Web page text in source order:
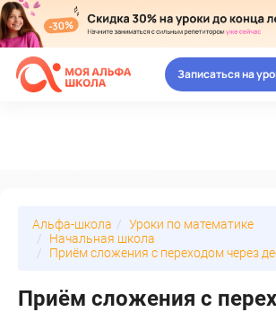
Записаться на
Альфа-школа
Уроки по математике
Начальная школа
Приём сложения с переходом через
Приём сложения с